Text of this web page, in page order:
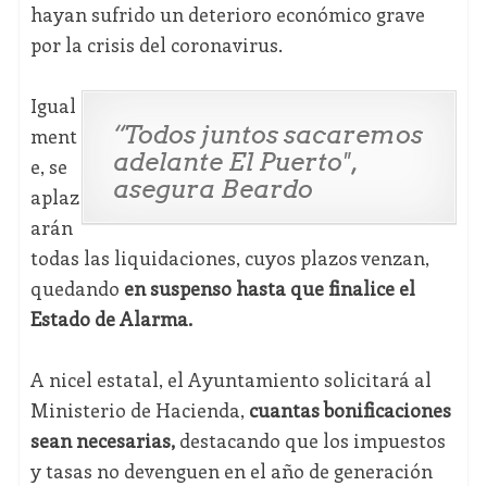
hayan sufrido un deterioro económico grave
por la crisis del coronavirus.
“Todos juntos sacaremos
adelante El Puerto",
asegura Beardo
Igual
ment
e, se
aplaz
arán
todas las liquidaciones, cuyos plazos venzan,
quedando en suspenso hasta que finalice el
Estado de Alarma.
A nicel estatal, el Ayuntamiento solicitará al
Ministerio de Hacienda, cuantas bonificaciones
sean necesarias,destacando que los impuestos
y tasas no devenguen en el año de generación